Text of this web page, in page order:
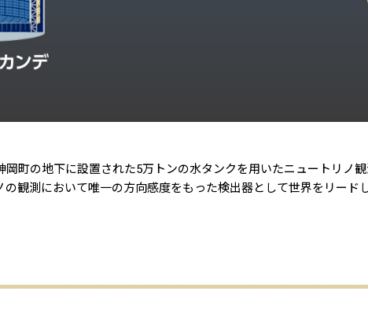
町の地下に設置された5万トンの水タンクを用いたニュートリノ
観測において唯一の方向感度をもった検出器として世界をリードし